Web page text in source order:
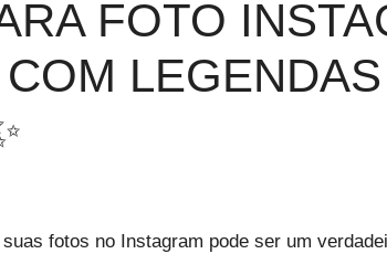
FOTO
LEGENDAS
fotos no Instagram pode ser um